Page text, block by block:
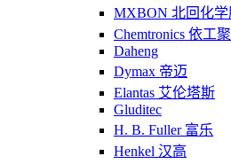
MXBON 北回化学
Chemtronics 依工
Daheng
Dymax 帝迈
Elantas 艾伦塔斯
Gluditec
H. B. Fuller 富乐
Henkel 汉高